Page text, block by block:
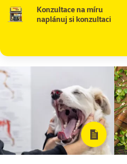
Konzultace na míru
naplánuj si konzultaci